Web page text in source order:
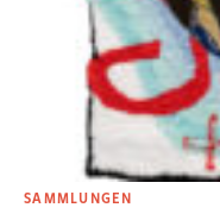
SAMMLUNGEN